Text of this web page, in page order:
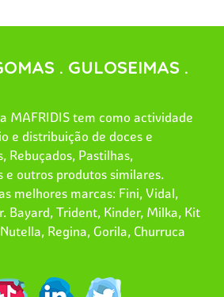
. GULOSEIMAS .
MAFRIDIS tem como actividade
e distribuição de doces e
Rebuçados, Pastilhas,
e outros produtos similares.
melhores marcas: Fini, Vidal,
Bayard, Trident, Kinder, Milka, Kit
Regina, Gorila, Churruca